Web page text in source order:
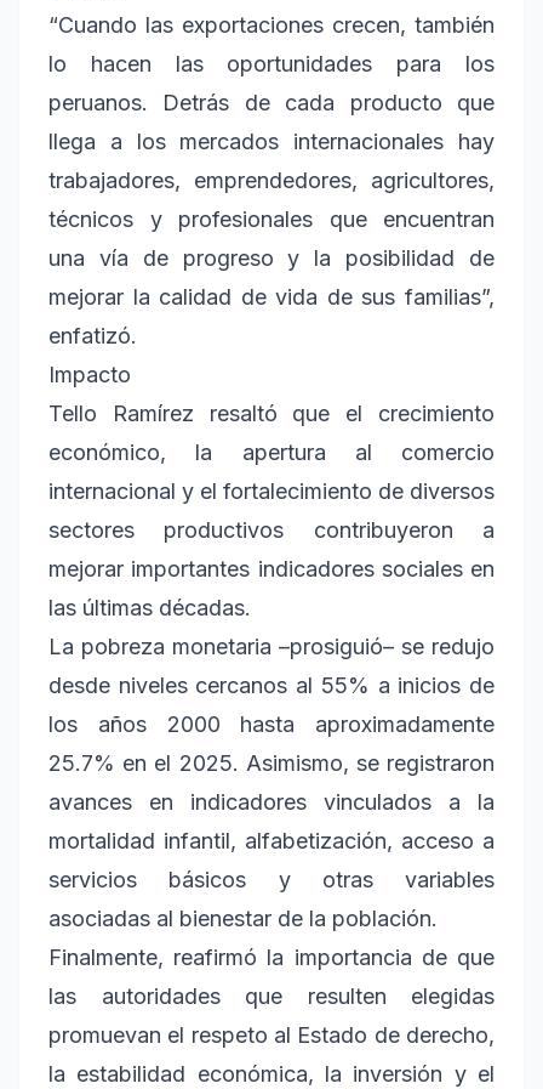
“Cuando las exportaciones crecen, también
lo hacen las oportunidades para los
peruanos. Detrás de cada producto que
llega a los mercados internacionales hay
trabajadores, emprendedores, agricultores,
técnicos y profesionales que encuentran
una vía de progreso y la posibilidad de
mejorar la calidad de vida de sus familias”,
enfatizó.
Impacto
Tello Ramírez resaltó que el crecimiento
económico, la apertura al comercio
internacional y el fortalecimiento de diversos
sectores productivos contribuyeron a
mejorar importantes indicadores sociales en
las últimas décadas.
La pobreza monetaria –prosiguió– se redujo
desde niveles cercanos al 55% a inicios de
los años 2000 hasta aproximadamente
25.7% en el 2025. Asimismo, se registraron
avances en indicadores vinculados a la
mortalidad infantil, alfabetización, acceso a
servicios básicos y otras variables
asociadas al bienestar de la población.
Finalmente, reafirmó la importancia de que
las autoridades que resulten elegidas
promuevan el respeto al Estado de derecho,
la estabilidad económica, la inversión y el